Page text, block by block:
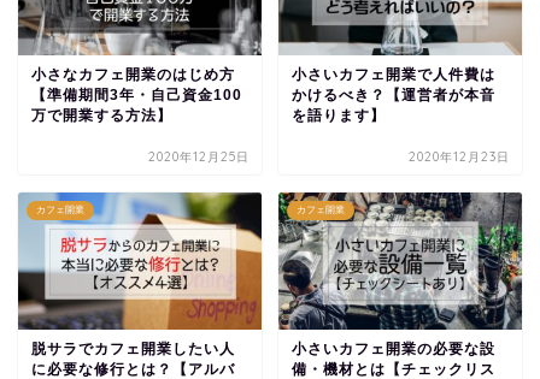
小さなカフェ開業のはじめ方
【準備期間3年・自己資金100
万で開業する方法】
2020年12月25日
小さいカフェ開業で人件費は
かけるべき？【運営者が本音
を語ります】
2020年12月23日
カフェ開業
脱サラでカフェ開業したい人
に必要な修行とは？【アルバ
カフェ開業
小さいカフェ開業の必要な設
備・機材とは【チェックリス